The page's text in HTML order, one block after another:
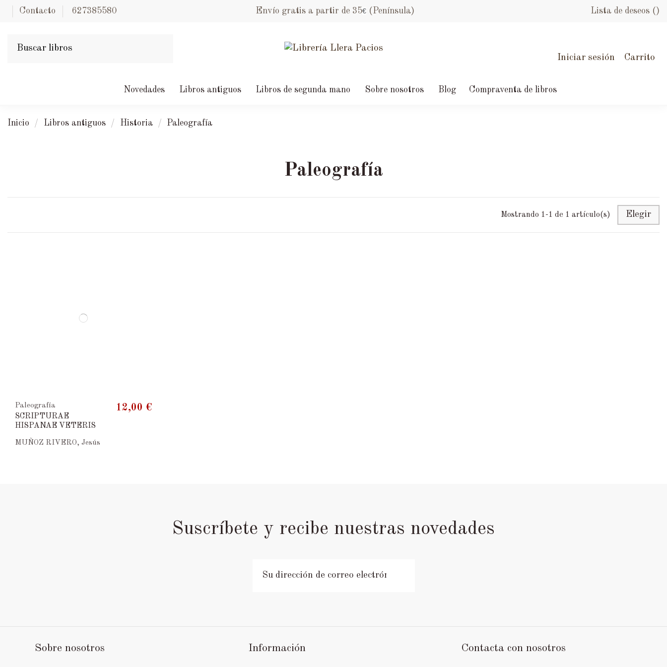
Contacto 627385580 Envío gratis a partir de 35€(Península) Lista de deseos ( )
Iniciar sesión Carrito
Novedades Libros antiguos Libros de segunda mano Sobre nosotros Blog Compraventa de libros
Inicio Libros antiguos Historia Paleografía
Paleografía
Mostrando 1-1 de 1 artículo(s) Elegir
Paleografía
SCRIPTURAE
HISPANAE VETERIS
12,00 €
MUÑOZ RIVERO, Jesús
Suscríbete y recibe nuestras novedades
Sobre nosotros Información Contacta con nosotros